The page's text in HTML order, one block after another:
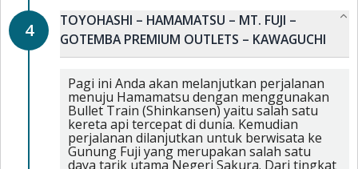
4
TOYOHASHI – HAMAMATSU – MT. FUJI –
GOTEMBA PREMIUM OUTLETS – KAWAGUCHI
Pagi ini Anda akan melanjutkan perjalanan
menuju Hamamatsu dengan menggunakan
Bullet Train (Shinkansen) yaitu salah satu
kereta api tercepat di dunia. Kemudian
perjalanan dilanjutkan untuk berwisata ke
Gunung Fuji yang merupakan salah satu
daya tarik utama Negeri Sakura. Dari tingkat